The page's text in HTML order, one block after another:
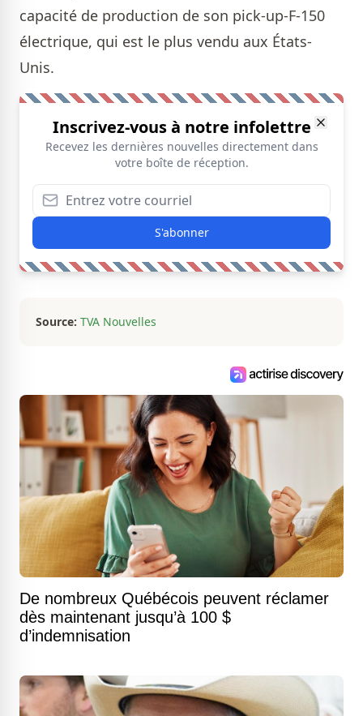
capacité de production de son pick-up-F-150
électrique, qui est le plus vendu aux États-
Unis.
Inscrivez-vous à notre infolettre
Recevez les dernières nouvelles directement dans
votre boîte de réception.
S'abonner
Source: TVA Nouvelles
De nombreux Québécois peuvent réclamer
dès maintenant jusqu’à 100 $
d’indemnisation